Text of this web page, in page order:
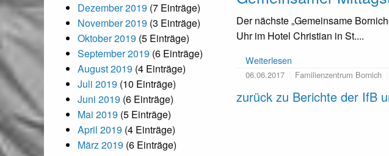
Dezember 2019 (7 Einträge)
November 2019 (3 Einträge)
Oktober 2019 (5 Einträge)
September 2019 (6 Einträge)
August 2019 (4 Einträge)
Juli 2019 (10 Einträge)
Juni 2019 (6 Einträge)
Mai 2019 (5 Einträge)
April 2019 (4 Einträge)
März 2019 (6 Einträge)
Der nächste „Gemeinsame
Uhr im Hotel Christian in St....
Weiterlesen
06.06.2017 Familienzentrum Bornich
zurück zu Berichte der IfB